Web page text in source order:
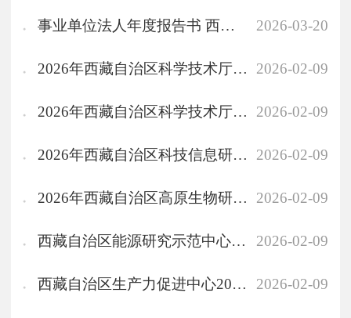
事业单位法人年度报告书 西藏自然科学博物馆 2026-03-20
2026年西藏自治区科学技术厅（机关）部门预算 2026-02-09
2026年西藏自治区科学技术厅部门预算 2026-02-09
2026年西藏自治区科技信息研究所部门预算 2026-02-09
2026年西藏自治区高原生物研究所预部门算公开 2026-02-09
西藏自治区能源研究示范中心2026年单位预算 2026-02-09
西藏自治区生产力促进中心2026年度单位预算 2026-02-09